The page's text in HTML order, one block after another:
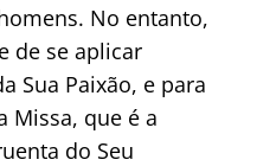
No entanto,
de se aplicar
Sua Paixão, e para
Missa, que é a
do Seu